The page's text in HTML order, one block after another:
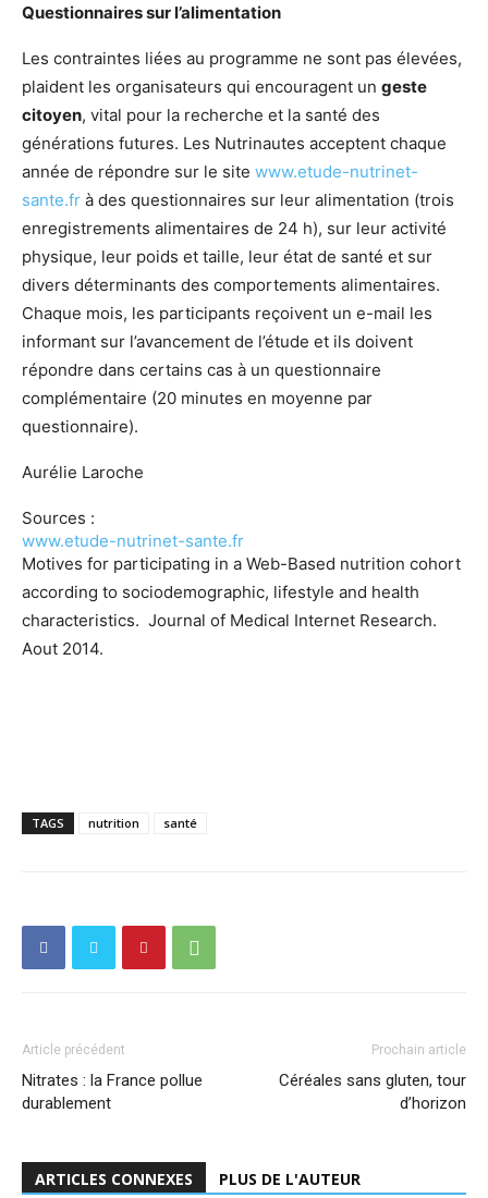
Questionnaires sur l’alimentation
Les contraintes liées au programme ne sont pas élevées,
plaident les organisateurs qui encouragent un geste
citoyen, vital pour la recherche et la santé des
générations futures. Les Nutrinautes acceptent chaque
année de répondre sur le site www.etude-nutrinet-
sante.fr à des questionnaires sur leur alimentation (trois
enregistrements alimentaires de 24 h), sur leur activité
physique, leur poids et taille, leur état de santé et sur
divers déterminants des comportements alimentaires.
Chaque mois, les participants reçoivent un e-mail les
informant sur l’avancement de l’étude et ils doivent
répondre dans certains cas à un questionnaire
complémentaire (20 minutes en moyenne par
questionnaire).
Aurélie Laroche
Sources :
www.etude-nutrinet-sante.fr
Motives for participating in a Web-Based nutrition cohort
according to sociodemographic, lifestyle and health
characteristics. Journal of Medical Internet Research.
Aout 2014.
TAGS nutrition santé
Article précédent
Nitrates : la France pollue
durablement
Prochain article
Céréales sans gluten, tour
d’horizon
ARTICLES CONNEXES PLUS DE L'AUTEUR